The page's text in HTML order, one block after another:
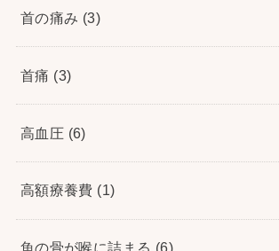
首の痛み (3)
首痛 (3)
高血圧 (6)
高額療養費 (1)
魚の骨が喉に詰まる (6)